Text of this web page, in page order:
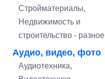
Стройматериалы,
Недвижимость и
строительство - разное
Аудио, видео, фото
Аудиотехника,